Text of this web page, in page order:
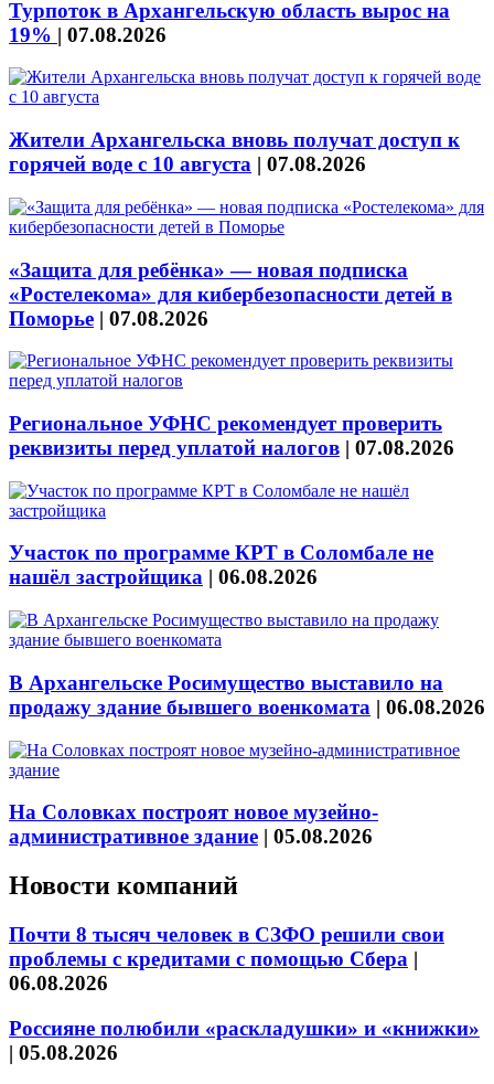
Турпоток в Архангельскую область вырос на
19% | 07.08.2026
Жители Архангельска вновь получат доступ к
горячей воде с 10 августа | 07.08.2026
«Защита для ребёнка» — новая подписка
«Ростелекома» для кибербезопасности детей в
Поморье | 07.08.2026
Региональное УФНС рекомендует проверить
реквизиты перед уплатой налогов | 07.08.2026
Участок по программе КРТ в Соломбале не
нашёл застройщика | 06.08.2026
В Архангельске Росимущество выставило на
продажу здание бывшего военкомата | 06.08.2026
На Соловках построят новое музейно-
административное здание | 05.08.2026
Новости компаний
Почти 8 тысяч человек в СЗФО решили свои
проблемы с кредитами с помощью Сбера |
06.08.2026
Россияне полюбили «раскладушки» и «книжки»
| 05.08.2026